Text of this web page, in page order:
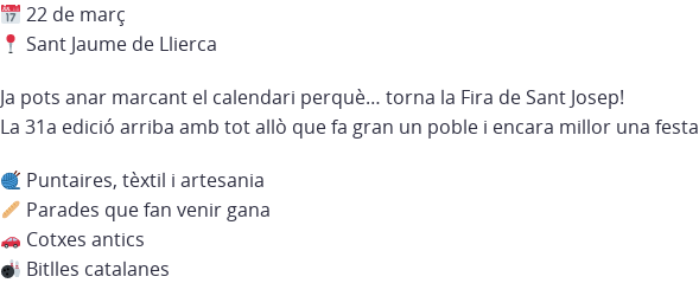
22 de març
Sant Jaume de Llierca
Ja pots anar marcant el calendari perquè… torna la Fira de Sant Josep!
La 31a edició arriba amb tot allò que fa gran un poble i encara millor una festa
Puntaires, tèxtil i artesania
Parades que fan venir gana
Cotxes antics
Bitlles catalanes